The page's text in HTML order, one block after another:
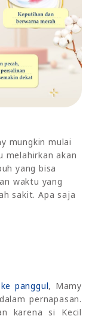
mungkin mulai
melahirkan akan
yang bisa
waktu yang
sakit. Apa saja
panggul, Mamy
pernapasan.
karena si Kecil